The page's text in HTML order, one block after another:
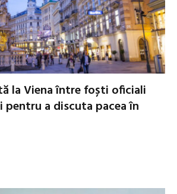
la Viena între foști oficiali
pentru a discuta pacea în